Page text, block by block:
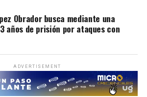
Obrador busca mediante una
años de prisión por ataques con
ADVERTISEMENT